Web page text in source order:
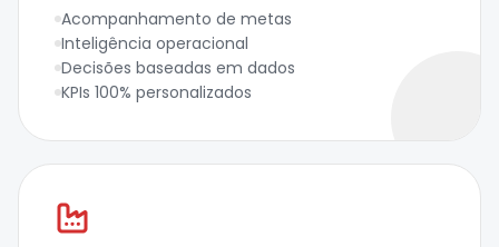
Acompanhamento de metas
Inteligência operacional
Decisões baseadas em dados
KPIs 100% personalizados